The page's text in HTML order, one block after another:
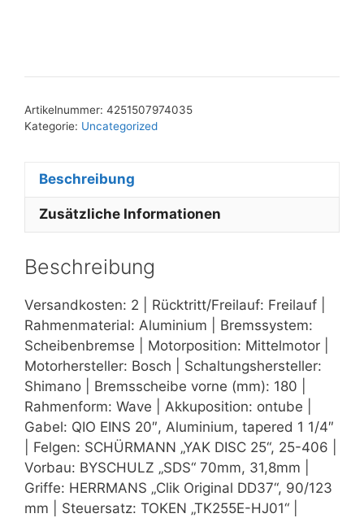
Artikelnummer: 4251507974035
Kategorie: Uncategorized
Beschreibung
Zusätzliche Informationen
Beschreibung
Versandkosten: 2 | Rücktritt/Freilauf: Freilauf |
Rahmenmaterial: Aluminium | Bremssystem:
Scheibenbremse | Motorposition: Mittelmotor |
Motorhersteller: Bosch | Schaltungshersteller:
Shimano | Bremsscheibe vorne (mm): 180 |
Rahmenform: Wave | Akkuposition: ontube |
Gabel: QIO EINS 20″, Aluminium, tapered 1 1/4″
| Felgen: SCHÜRMANN „YAK DISC 25“, 25-406 |
Vorbau: BYSCHULZ „SDS“ 70mm, 31,8mm |
Griffe: HERRMANS „Clik Original DD37“, 90/123
mm | Steuersatz: TOKEN „TK255E-HJ01“ |